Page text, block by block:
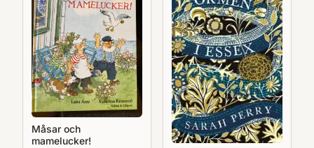
Måsar och
mamelucker!